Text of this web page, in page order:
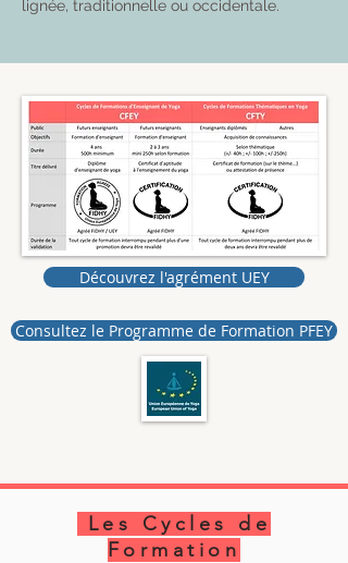
lignée, traditionnelle ou occidentale.
Découvrez l'agrément UEY
Consultez le Programme de Formation PFEY
Les Cycles de
Formation